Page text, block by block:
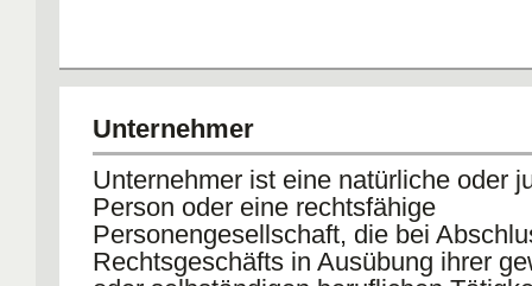
Unternehmer
Unternehmer ist eine natürliche oder
Person oder eine rechtsfähige
Personengesellschaft, die bei
Rechtsgeschäfts in Ausübung ihrer